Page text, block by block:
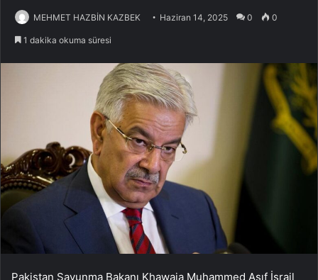
MEHMET HAZBİN KAZBEK Haziran 14, 2025 0 0
1 dakika okuma süresi
Pakistan Savunma Bakanı Khawaja Muhammed Asıf İsrail